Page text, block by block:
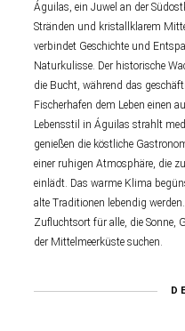
Águilas, ein Juwel an der
Stränden und kristallklarem
verbindet Geschichte und
Naturkulisse. Der historische
die Bucht, während das
Fischerhafen dem Leben einen
Lebensstil in Águilas strahlt
genießen die köstliche
einer ruhigen Atmosphäre, die
einlädt. Das warme Klima
alte Traditionen lebendig
Zufluchtsort für alle, die Sonne,
der Mittelmeerküste suchen.